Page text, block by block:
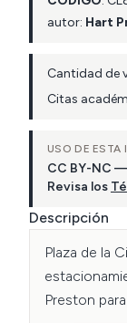
autor: Hart
Cantidad de
Citas
USO DE ESTA
CC BY-NC
Revisa los
Descripción
Plaza de la
Preston